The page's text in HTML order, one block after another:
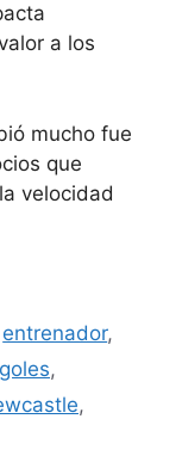
a los
mucho fue
que
velocidad
entrenador,
goles,
,